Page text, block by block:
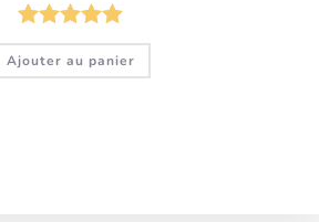
Note5.00
sur 5
Ajouter au panier